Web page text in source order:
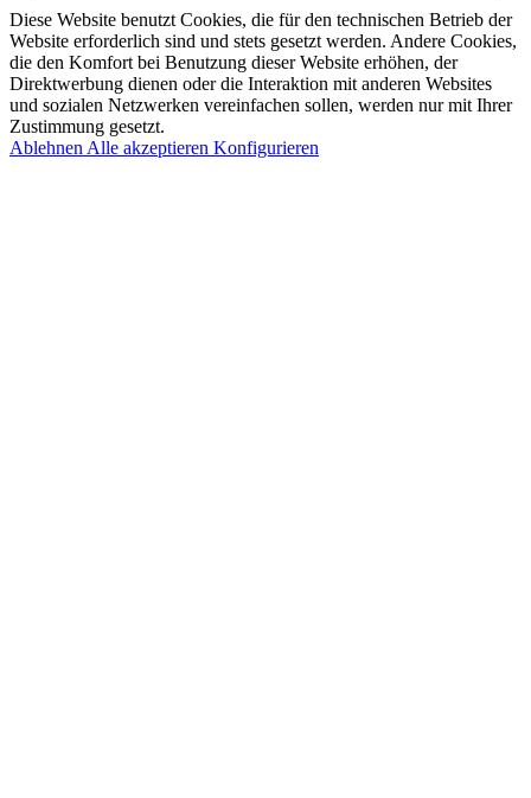
Diese Website benutzt Cookies, die für den technischen Betrieb der
Website erforderlich sind und stets gesetzt werden. Andere Cookies,
die den Komfort bei Benutzung dieser Website erhöhen, der
Direktwerbung dienen oder die Interaktion mit anderen Websites
und sozialen Netzwerken vereinfachen sollen, werden nur mit Ihrer
Zustimmung gesetzt.
Ablehnen Alle akzeptieren Konfigurieren